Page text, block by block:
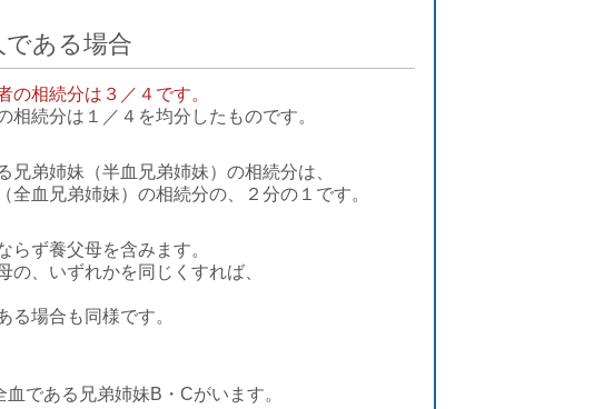
である場合
の相続分は３／４です。
相続分は１／４を均分したものです。
弟姉妹（半血兄弟姉妹）の相続分は、
血兄弟姉妹）の相続分の、２分の１です。
らず養父母を含みます。
の、いずれかを同じくすれば、
る場合も同様です。
である兄弟姉妹B・Cがいます。